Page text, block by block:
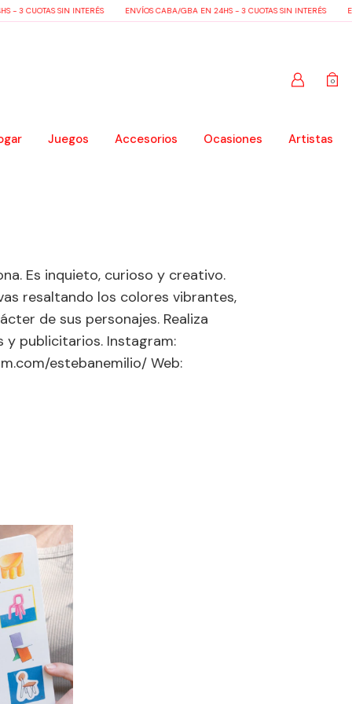
3 CUOTAS SIN INTERÉS ENVÍOS CABA/GBA EN 24HS - 3 CUOTAS SIN INTERÉS
0
Juegos Accesorios Ocasiones Artistas
Es inquieto, curioso y creativo.
resaltando los colores vibrantes,
de sus personajes. Realiza
publicitarios. Instagram:
estebanemilio/ Web: